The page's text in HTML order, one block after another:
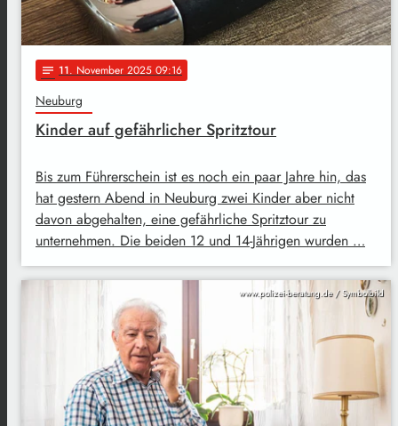
notes 11. November 2025 09:16
Neuburg
Kinder auf gefährlicher Spritztour
Bis zum Führerschein ist es noch ein paar Jahre hin, das
hat gestern Abend in Neuburg zwei Kinder aber nicht
davon abgehalten, eine gefährliche Spritztour zu
unternehmen. Die beiden 12 und 14-Jährigen wurden …
www.polizei-beratung.de / Symbolbild